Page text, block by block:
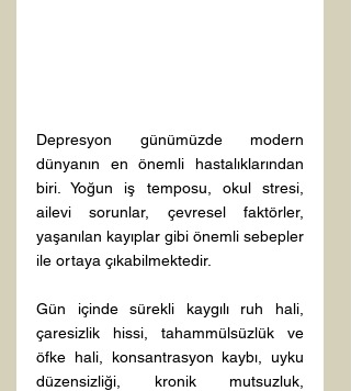
Depresyon günümüzde modern
dünyanın en önemli hastalıklarından
biri. Yoğun iş temposu, okul stresi,
ailevi sorunlar, çevresel faktörler,
yaşanılan kayıplar gibi önemli sebepler
ile ortaya çıkabilmektedir.
Gün içinde sürekli kaygılı ruh hali,
çaresizlik hissi, tahammülsüzlük ve
öfke hali, konsantrasyon kaybı, uyku
düzensizliği, kronik mutsuzluk,